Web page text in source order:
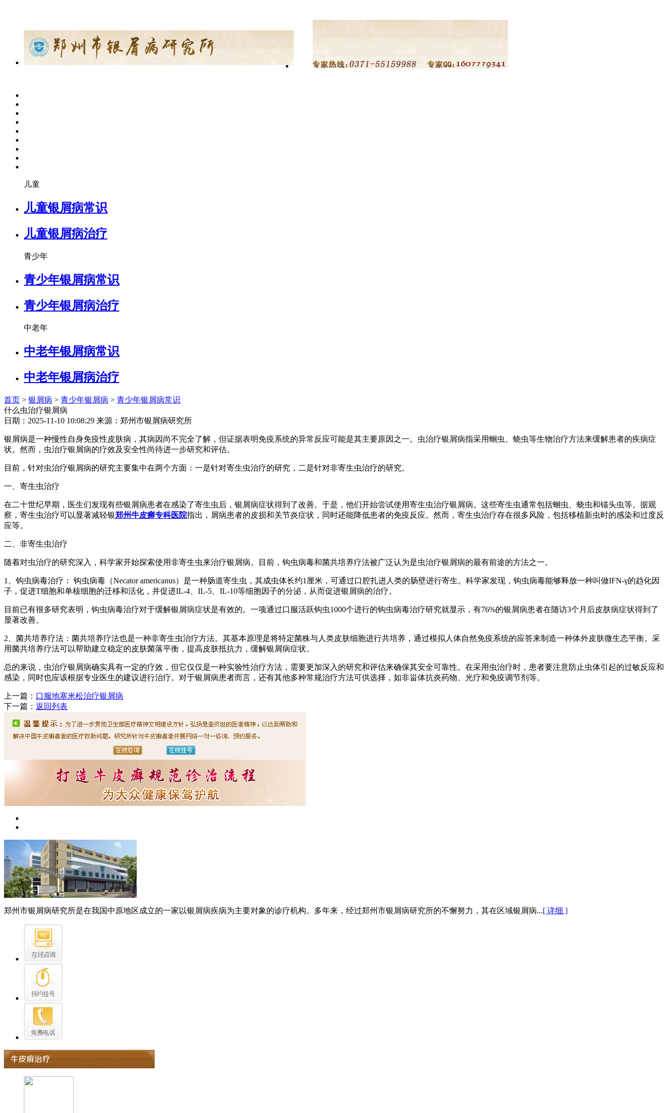
儿童
儿童银屑病常识
儿童银屑病治疗
青少年
青少年银屑病常识
青少年银屑病治疗
中老年
中老年银屑病常识
中老年银屑病治疗
首页 > 银屑病 > 青少年银屑病 > 青少年银屑病常识
什么虫治疗银屑病
日期：2025-11-10 10:08:29 来源：郑州市银屑病研究所
银屑病是一种慢性自身免疫性皮肤病，其病因尚不完全了解，但证据表明免疫系统的异常反应可能是其主要原因之一。虫治疗银屑病指采用蛔虫、蛲虫等生物治疗方法来缓解患者的疾病症
状。然而，虫治疗银屑病的疗效及安全性尚待进一步研究和评估。
目前，针对虫治疗银屑病的研究主要集中在两个方面：一是针对寄生虫治疗的研究，二是针对非寄生虫治疗的研究。
一、寄生虫治疗
在二十世纪早期，医生们发现有些银屑病患者在感染了寄生虫后，银屑病症状得到了改善。于是，他们开始尝试使用寄生虫治疗银屑病。这些寄生虫通常包括蛔虫、蛲虫和锚头虫等。据观
察，寄生虫治疗可以显著减轻银郑州牛皮癣专科医院指出，屑病患者的皮损和关节炎症状，同时还能降低患者的免疫反应。然而，寄生虫治疗存在很多风险，包括移植新虫时的感染和过度反
应等。
二、非寄生虫治疗
随着对虫治疗的研究深入，科学家开始探索使用非寄生虫来治疗银屑病。目前，钩虫病毒和菌共培养疗法被广泛认为是虫治疗银屑病的最有前途的方法之一。
1、钩虫病毒治疗： 钩虫病毒（Necator americanus）是一种肠道寄生虫，其成虫体长约1厘米，可通过口腔扎进人类的肠壁进行寄生。科学家发现，钩虫病毒能够释放一种叫做IFN-γ的趋化因
子，促进T细胞和单核细胞的迁移和活化，并促进IL-4、IL-5、IL-10等细胞因子的分泌，从而促进银屑病的治疗。
目前已有很多研究表明，钩虫病毒治疗对于缓解银屑病症状是有效的。一项通过口服活跃钩虫1000个进行的钩虫病毒治疗研究就显示，有76%的银屑病患者在随访3个月后皮肤病症状得到了
显著改善。
2、菌共培养疗法：菌共培养疗法也是一种非寄生虫治疗方法。其基本原理是将特定菌株与人类皮肤细胞进行共培养，通过模拟人体自然免疫系统的应答来制造一种体外皮肤微生态平衡。采
用菌共培养疗法可以帮助建立稳定的皮肤菌落平衡，提高皮肤抵抗力，缓解银屑病症状。
总的来说，虫治疗银屑病确实具有一定的疗效，但它仅仅是一种实验性治疗方法，需要更加深入的研究和评估来确保其安全可靠性。在采用虫治疗时，患者要注意防止虫体引起的过敏反应和
感染，同时也应该根据专业医生的建议进行治疗。对于银屑病患者而言，还有其他多种常规治疗方法可供选择，如非甾体抗炎药物、光疗和免疫调节剂等。
上一篇： 口服地塞米松治疗银屑病
下一篇： 返回列表
郑州市银屑病研究所是在我国中原地区成立的一家以银屑病疾病为主要对象的诊疗机构。多年来，经过郑州市银屑病研究所的不懈努力，其在区域银屑病...[ 详细 ]